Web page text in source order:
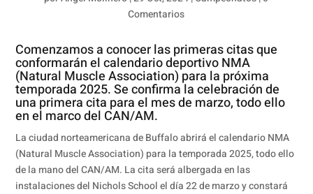
Comentarios
Comenzamos a conocer las primeras citas que
conformarán el calendario deportivo NMA
(Natural Muscle Association) para la próxima
temporada 2025. Se confirma la celebración de
una primera cita para el mes de marzo, todo ello
en el marco del CAN/AM.
La ciudad norteamericana de Buffalo abrirá el calendario NMA
(Natural Muscle Association) para la temporada 2025, todo ello
de la mano del CAN/AM. La cita será albergada en las
instalaciones del Nichols School el día 22 de marzo y constará